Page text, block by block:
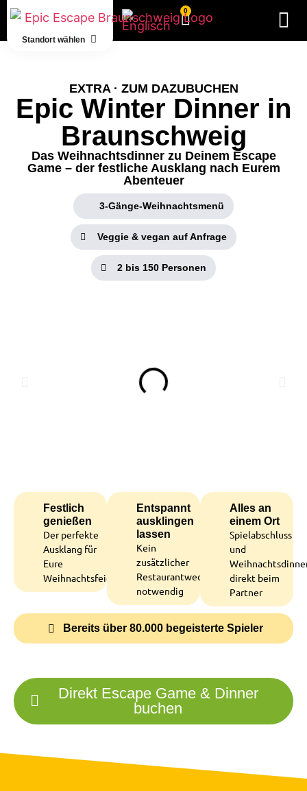
Standort wählen
0
EXTRA · ZUM DAZUBUCHEN
Epic Winter Dinner in
Braunschweig
Das Weihnachtsdinner zu Deinem Escape
Game – der festliche Ausklang nach Eurem
Abenteuer
3-Gänge-Weihnachtsmenü
Veggie & vegan auf Anfrage
2 bis 150 Personen
Festlich
genießen
Der perfekte
Ausklang für
Eure
Weihnachtsfeier
Entspannt
ausklingen
lassen
Kein
zusätzlicher
Restaurantwechsel
notwendig
Alles an
einem Ort
Spielabschluss
und
direkt beim
Partner
Bereits über 80.000 begeisterte Spieler
Direkt Escape Game & Dinner
buchen